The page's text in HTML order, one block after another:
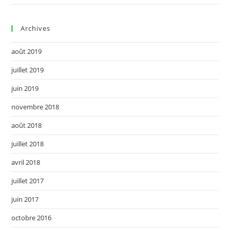
Archives
août 2019
juillet 2019
juin 2019
novembre 2018
août 2018
juillet 2018
avril 2018
juillet 2017
juin 2017
octobre 2016